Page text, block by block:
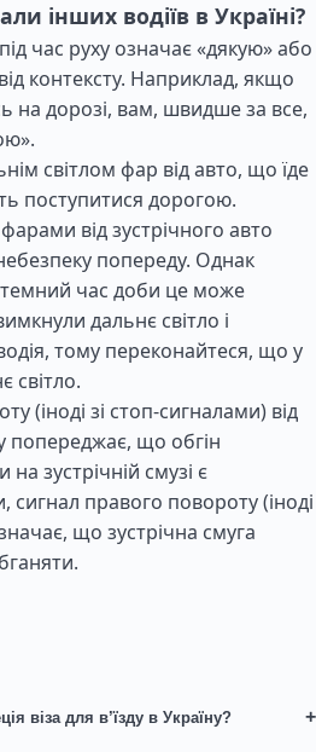
інших водіїв в Україні?
час руху означає «дякую» або
контексту. Наприклад, якщо
на дорозі, вам, швидше за все,
світлом фар від авто, що їде
поступитися дорогою.
від зустрічного авто
попереду. Однак
темний час доби це може
дальнє світло і
тому переконайтеся, що у
світло.
(іноді зі стоп-сигналами) від
попереджає, що обгін
зустрічній смузі є
сигнал правого повороту (іноді
що зустрічна смуга
віза для в’їзду в Україну? +